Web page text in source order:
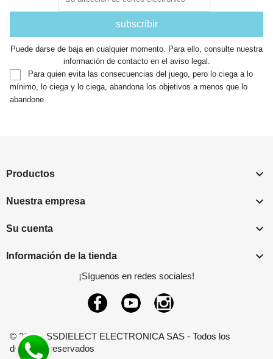
Puede darse de baja en cualquier momento. Para ello, consulte nuestra
información de contacto en el aviso legal.
Para quien evita las consecuencias del juego, pero lo ciega a lo
mínimo, lo ciega y lo ciega, abandona los objetivos a menos que lo
abandone.
Productos 
Nuestra empresa 
Su cuenta 
Información de la tienda 
¡Síguenos en redes sociales!
FacebookYouTube
© 2026 - SSDIELECT ELECTRONICA SAS - Todos los
derechos reservados